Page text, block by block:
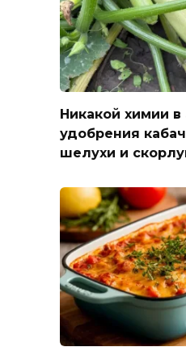
Никакой химии в
удобрения
шелухи и